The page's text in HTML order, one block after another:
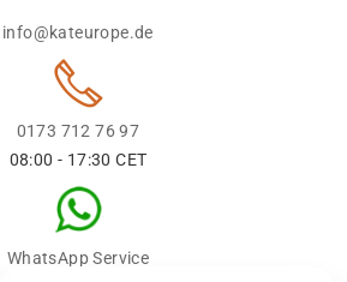
info@kateurope.de
0173 712 76 97
08:00 - 17:30 CET
WhatsApp Service